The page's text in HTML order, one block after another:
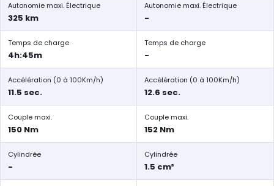
Autonomie maxi. Électrique
325 km
Autonomie maxi. Électrique
-
Temps de charge
4h:45m
Temps de charge
-
Accélération (0 à 100Km/h)
11.5 sec.
Accélération (0 à 100Km/h)
12.6 sec.
Couple maxi.
150 Nm
Couple maxi.
152 Nm
Cylindrée
-
Cylindrée
1.5 cm³